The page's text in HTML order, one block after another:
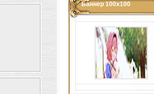
Баннер 100х100